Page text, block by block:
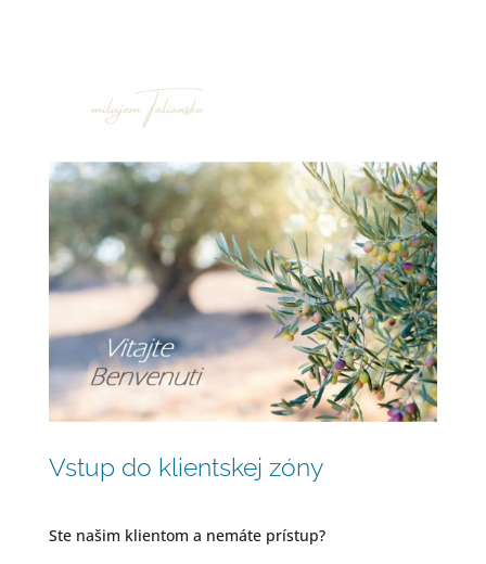
Vstup do klientskej zóny
Ste našim klientom a nemáte prístup?